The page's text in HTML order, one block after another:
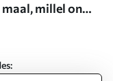
millel on
abstraktsete